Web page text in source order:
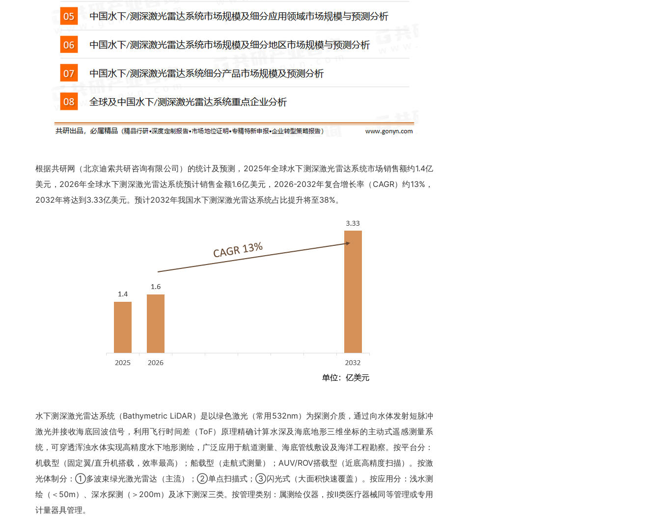
根据共研网（北京迪索共研咨询有限公司）的统计及预测，2025年全球水下测深激光雷达系统市场销售额约1.4亿
美元，2026年全球水下测深激光雷达系统预计销售金额1.6亿美元，2026-2032年复合增长率（CAGR）约13%，
2032年将达到3.33亿美元。预计2032年我国水下测深激光雷达系统占比提升将至38%。
水下测深激光雷达系统（Bathymetric LiDAR）是以绿色激光（常用532nm）为探测介质，通过向水体发射短脉冲
激光并接收海底回波信号，利用飞行时间差（ToF）原理精确计算水深及海底地形三维坐标的主动式遥感测量系
统，可穿透浑浊水体实现高精度水下地形测绘，广泛应用于航道测量、海底管线敷设及海洋工程勘察。按平台分：
机载型（固定翼/直升机搭载，效率最高）；船载型（走航式测量）；AUV/ROV搭载型（近底高精度扫描）。按激
光体制分：①多波束绿光激光雷达（主流）；②单点扫描式；③闪光式（大面积快速覆盖）。按应用分：浅水测
绘（＜50m）、深水探测（＞200m）及冰下测深三类。按管理类别：属测绘仪器，按Ⅱ类医疗器械同等管理或专用
计量器具管理。